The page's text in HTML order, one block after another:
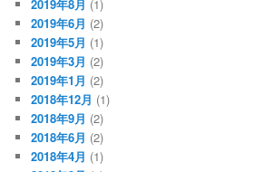
2019年8月 (1)
2019年6月 (2)
2019年5月 (1)
2019年3月 (2)
2019年1月 (2)
2018年12月 (1)
2018年9月 (2)
2018年6月 (2)
2018年4月 (1)